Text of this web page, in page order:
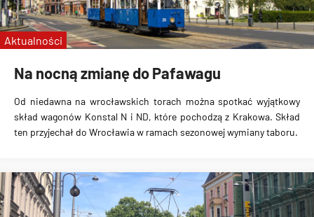
linie specjalne
Wrocławskie Linie Turystyczne
MPK Kraków
Na nocną zmianę do Pafawagu
Od niedawna na wrocławskich torach można spotkać wyjątkowy
skład wagonów Konstal N i ND, które pochodzą z Krakowa. Skład
ten przyjechał do Wrocławia w ramach sezonowej wymiany taboru.
Aktualności